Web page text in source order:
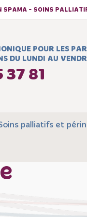
SPAMA - SOINS
POUR LES
DU LUNDI AU
37 81
palliatifs et